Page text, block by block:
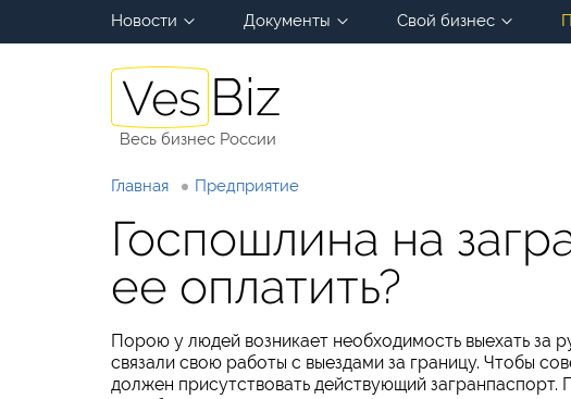
Новости Документы Свой бизнес
Весь бизнес России
Главная Предприятие
Госпошлина на
ее оплатить?
Порою у людей возникает необходимость выехать за
связали свою работы с выездами за границу. Чтобы
должен присутствовать действующий